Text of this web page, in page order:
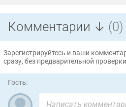
Комментарии ↓ (0)
Зарегистрируйтесь и ваши
сразу, без предварительной
Гость: